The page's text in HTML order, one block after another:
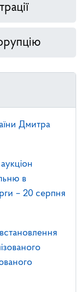
Дмитра
в
– 20 серпня